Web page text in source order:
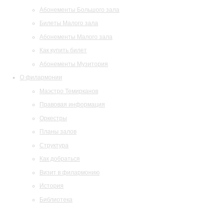
Абонементы Большого зала
Билеты Малого зала
Абонементы Малого зала
Как купить билет
Абонементы Музитория
О филармонии
Маэстро Темирканов
Правовая информация
Оркестры
Планы залов
Структура
Как добраться
Визит в филармонию
История
Библиотека